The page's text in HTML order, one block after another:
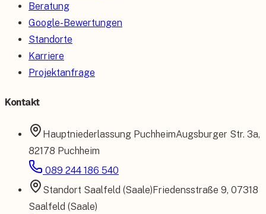
Beratung
Google-Bewertungen
Standorte
Karriere
Projektanfrage
Kontakt
Hauptniederlassung PuchheimAugsburger Str. 3a,
82178 Puchheim
089 244 186 540
Standort Saalfeld (Saale)Friedensstraße 9, 07318
Saalfeld (Saale)